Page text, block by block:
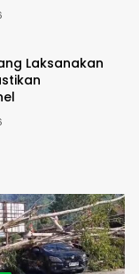
Laksanakan